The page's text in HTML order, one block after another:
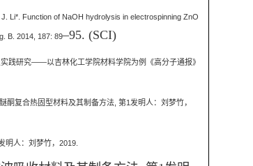
Li*. Function of NaOH hydrolysis in electrospinning ZnO
B. 2014, 187: 89–95. (SCI)
践研究——以吉林化工学院材料学院为例《高分子通报》
酮复合热固型材料及其制备方法, 第1发明人：刘梦竹，
明人：刘梦竹，2019.